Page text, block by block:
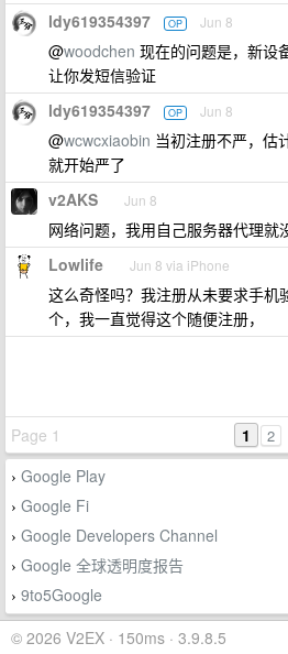
ldy619354397 OP Jun 8
@woodchen 现在的问题是，新设
让你发短信验证
ldy619354397 OP Jun 8
@wcwcxiaobin 当初注册不严，估
就开始严了
v2AKS Jun 8
网络问题，我用自己服务器代理就
Lowlife Jun 8 via iPhone
这么奇怪吗？我注册从未要求手机
个，我一直觉得这个随便注册，
Page 1 1 2
› Google Play
› Google Fi
› Google Developers Channel
› Google 全球透明度报告
› 9to5Google
© 2026 V2EX · 150ms · 3.9.8.5